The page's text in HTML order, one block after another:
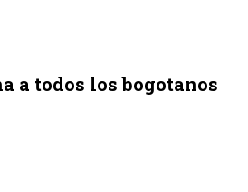
a todos los bogotanos